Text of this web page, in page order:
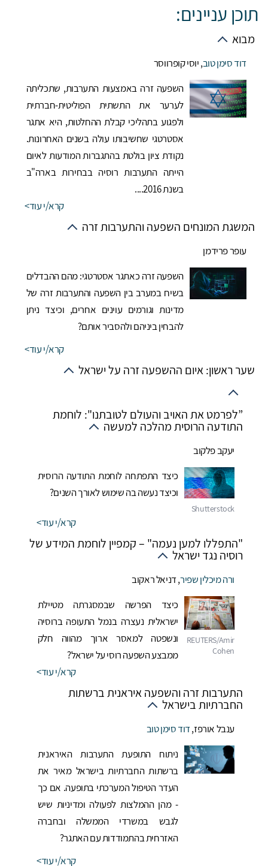
תוכן עניינים:
מבוא
דוד סימן טוב,יוסי קופרווסר
השפעה זרה באמצעות התערבות, שתכליתה
לערער את התשתית הפוליטית-חברתית
ולפגוע בתהליכי קבלת ההחלטות, היא אתגר
אסטרטגי שחשיבותו עולה בשנים האחרונות.
נקודת ציון בולטת בהתגברות המודעות לאיום
הייתה התערבות רוסיה בבחירות בארה"ב
בשנת 2016....
קרא/י עוד
המשגת המונחים השפעה והתערבות זרה
עופר פרידמן
השפעה זרה כאתגר אסטרטגי: מהם ההבדלים
בשיח במערב בין השפעה והתערבות זרה של
מדינות וגורמים עוינים אחרים, וכיצד ניתן
להבחין ביניהם ולהסביר אותם?
קרא/י עוד
שער ראשון: איום ההשפעה זרה על ישראל
”לפרמט את האויב והעולם לטובתנו": לוחמת
התודעה הרוסית מהלכה למעשה
יעקב פלקוב
כיצד התפתחה לוחמת התודעה הרוסית
וכיצד נעשה בה שימוש לאורך השנים?
קרא/י עוד
"התפללו למען נעמה" – קמפיין לוחמת המידע של
רוסיה נגד ישראל
ורה מיכלין שפיר,דניאל ראקוב
כיצד הפרשה שבמסגרתה מטיילת
ישראלית נעצרה בנמל התעופה ברוסיה
ונשפטה למאסר ארוך מהווה חלק
ממבצע השפעה רוסי על ישראל?
קרא/י עוד
התערבות זרה והשפעה איראנית ברשתות
החברתיות בישראל
ענבל אורפז,דוד סימן טוב
ניתוח התופעת התערבות האיראנית
ברשתות החברתיות בישראל מאיר את
העדר הטיפול המערכתי בתופעה. אם כך
- מהן ההמלצות לפעולה ומדיניות שיש
לגבש במשרדי הממשלה ובחברה
האזרחית בהתמודדות עם האתגר?
קרא/י עוד